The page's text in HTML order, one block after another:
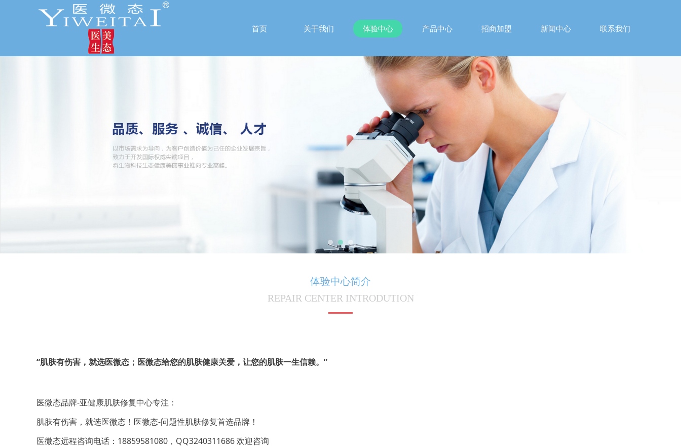
首页 关于我们 体验中心 产品中心 招商加盟 新闻中心 联系我们
体验中心简介
REPAIR CENTER INTRODUTION
“肌肤有伤害，就选医微态；医微态给您的肌肤健康关爱，让您的肌肤一生信赖。”
医微态品牌-亚健康肌肤修复中心专注：
肌肤有伤害，就选医微态！医微态-问题性肌肤修复首选品牌！
医微态远程咨询电话：18859581080，QQ3240311686 欢迎咨询